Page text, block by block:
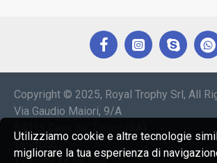
Copyright © 2025, Royal Trophy Srl, All
Via Gaudio Maiori, 9/A
Telefono:
Utilizziamo cookie e altre tecnologie
migliorare la tua esperienza di